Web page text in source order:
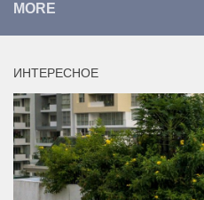
MORE
ИНТЕРЕСНОЕ